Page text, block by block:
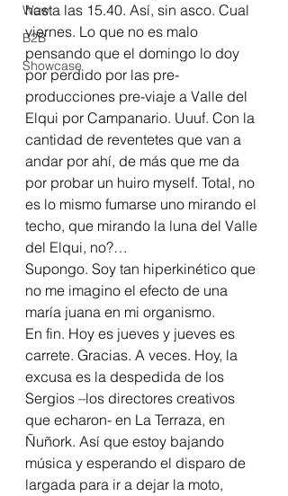
Wow
B2B
Showcase
hasta las 15.40. Así, sin asco. Cual
viernes. Lo que no es malo
pensando que el domingo lo doy
por perdido por las pre-
producciones pre-viaje a Valle del
Elqui por Campanario. Uuuf. Con la
cantidad de reventetes que van a
andar por ahí, de más que me da
por probar un huiro myself. Total, no
es lo mismo fumarse uno mirando el
techo, que mirando la luna del Valle
del Elqui, no?…
Supongo. Soy tan hiperkinético que
no me imagino el efecto de una
maría juana en mi organismo.
En fin. Hoy es jueves y jueves es
carrete. Gracias. A veces. Hoy, la
excusa es la despedida de los
Sergios –los directores creativos
que echaron- en La Terraza, en
Ñuñork. Así que estoy bajando
música y esperando el disparo de
largada para ir a dejar la moto,